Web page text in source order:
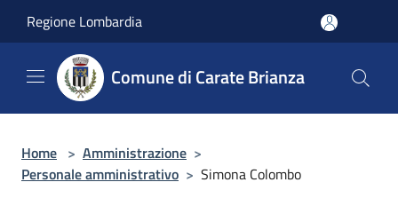
Regione Lombardia
Comune di Carate Brianza
Home > Amministrazione >
Personale amministrativo > Simona Colombo